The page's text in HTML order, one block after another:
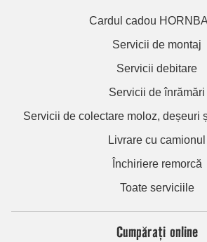
Cardul cadou
Servicii de montaj
Servicii debitare
Servicii de înrămări
Servicii de colectare moloz, deșeuri
Livrare cu camionul
Închiriere remorcă
Toate serviciile
Cumpărați online